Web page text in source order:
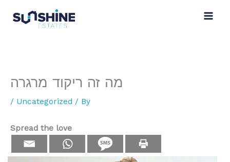
content
מה זה ריקוד מרגרה
/ Uncategorized / By
Spread the love